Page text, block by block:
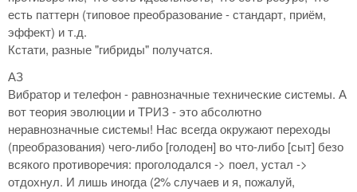
есть паттерн (типовое преобразование - стандарт, приём,
эффект) и т.д.
Кстати, разные "гибриды" получатся.
АЗ
Вибратор и телефон - равнозначные технические системы. А
вот теория эволюции и ТРИЗ - это абсолютно
неравнозначные системы! Нас всегда окружают переходы
(преобразования) чего-либо [голоден] во что-либо [сыт] безо
всякого противоречия: проголодался -> поел, устал ->
отдохнул. И лишь иногда (2% случаев и я, пожалуй,